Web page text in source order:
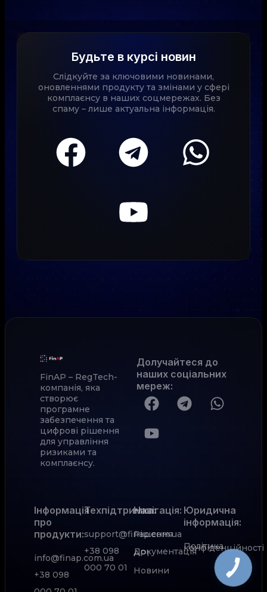
Будьте в курсі новин
Слідкуйте за ключовими новинами,
оновленнями продукту та змінами у сфері
комплаєнсу в наших соцмережах. Без
спаму – лише актуальна інформація.
FinAP – RegTech-
компанія, яка
створює
програмне
забезпечення та
цифрові рішення
для управління
ризиками та
комплаєнсу.
Долучайтеся до
наших соціальних
мереж:
Інформація
про
продукти:
info@finap.com.ua
+38 098
Техпідтримка:
support@finap.com.ua
+38 098
000 70 01
Рішення
Документація
АРІ
Новини
Навігація: Юридична
інформація:
Політика
конфіденційності